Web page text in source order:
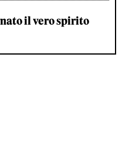
il vero spirito